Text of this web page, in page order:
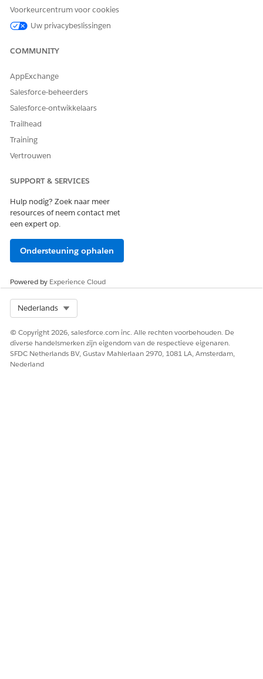
verwezen, en de betaling zijn verschillend.
Laat ons weten wat we kunnen doen om te verbeteren!
Voorkeurcentrum voor cookies
Uw privacybeslissingen
COMMUNITY
AppExchange
Salesforce-beheerders
Salesforce-ontwikkelaars
Trailhead
Training
Vertrouwen
SUPPORT & SERVICES
Hulp nodig? Zoek naar meer
resources of neem contact met
een expert op.
Ondersteuning ophalen
Powered by Experience Cloud
Nederlands
© Copyright 2026, salesforce.com inc. Alle rechten voorbehouden. De
diverse handelsmerken zijn eigendom van de respectieve eigenaren.
SFDC Netherlands BV, Gustav Mahlerlaan 2970, 1081 LA, Amsterdam,
Nederland